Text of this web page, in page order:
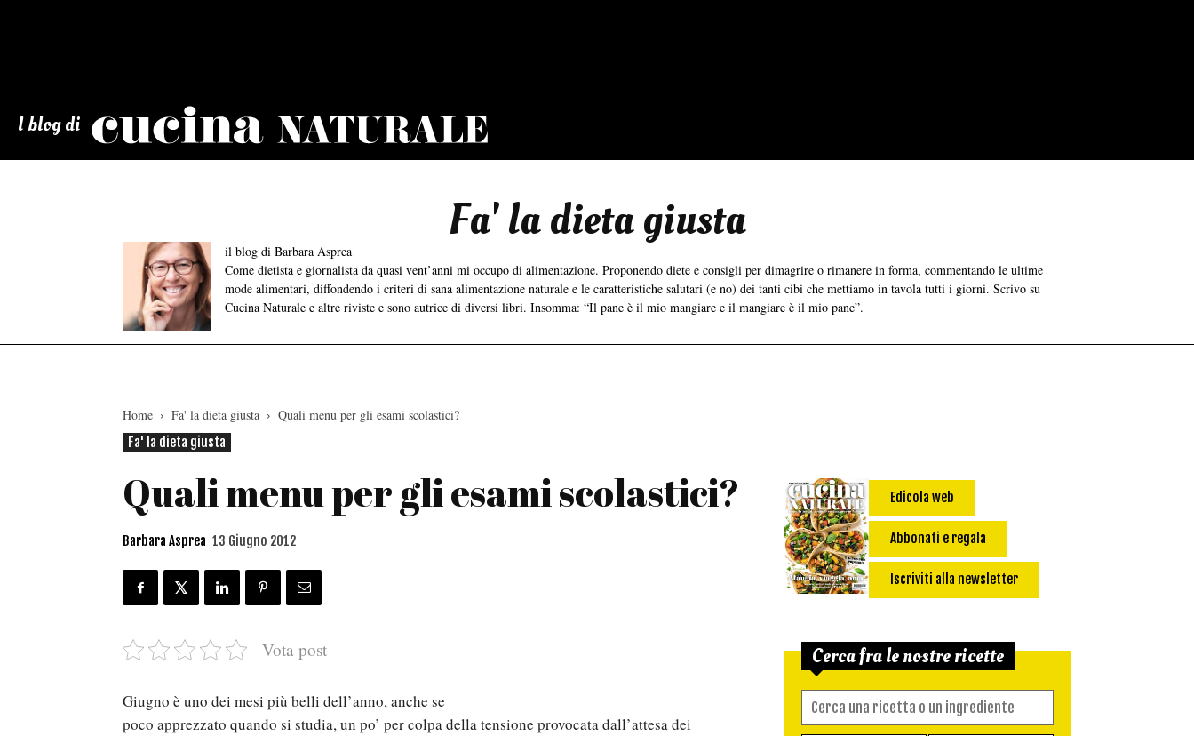
I blog di Naturale
Fa' la dieta giusta
il blog di Barbara Asprea
Come dietista e giornalista da quasi vent’anni mi occupo di alimentazione. Proponendo diete e consigli per dimagrire o rimanere in forma, commentando le ultime
mode alimentari, diffondendo i criteri di sana alimentazione naturale e le caratteristiche salutari (e no) dei tanti cibi che mettiamo in tavola tutti i giorni. Scrivo su
Cucina Naturale e altre riviste e sono autrice di diversi libri. Insomma: “Il pane è il mio mangiare e il mangiare è il mio pane”.
Home Fa' la dieta giusta
Quali menu per gli esami scolastici?
Fa' la dieta giusta
Quali menu per gli esami scolastici?
Barbara Asprea 13 Giugno 2012
Vota post
Giugno è uno dei mesi più belli dell’anno, anche se
poco apprezzato quando si studia, un po’ per colpa della tensione provocata dall’attesa dei
Edicola web
Abbonati e regala
Iscriviti alla newsletter
Cerca fra le nostre ricette